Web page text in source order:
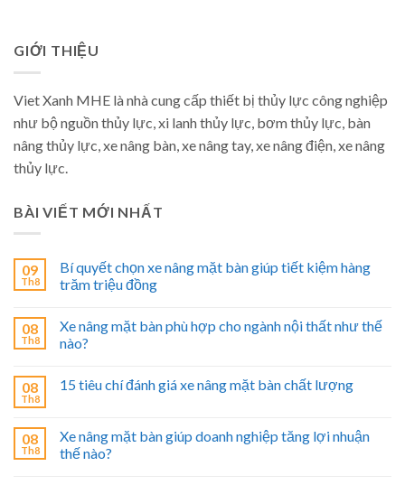
GIỚI THIỆU
Viet Xanh MHE là nhà cung cấp thiết bị thủy lực công nghiệp
như bộ nguồn thủy lực, xi lanh thủy lực, bơm thủy lực, bàn
nâng thủy lực, xe nâng bàn, xe nâng tay, xe nâng điện, xe nâng
thủy lực.
BÀI VIẾT MỚI NHẤT
09
Th8
Bí quyết chọn xe nâng mặt bàn giúp tiết kiệm hàng
trăm triệu đồng
08
Th8
Xe nâng mặt bàn phù hợp cho ngành nội thất như thế
nào?
08
Th8
15 tiêu chí đánh giá xe nâng mặt bàn chất lượng
08
Th8
Xe nâng mặt bàn giúp doanh nghiệp tăng lợi nhuận
thế nào?